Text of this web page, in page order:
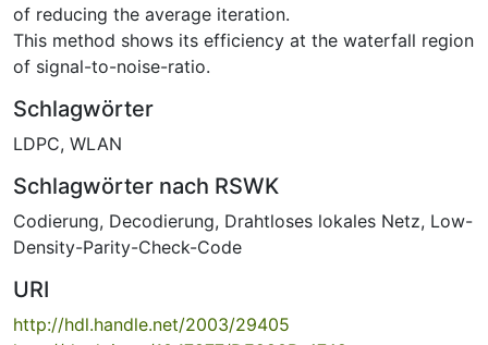
of reducing the average iteration.
This method shows its efficiency at the waterfall region
of signal-to-noise-ratio.
Schlagwörter
LDPC, WLAN
Schlagwörter nach RSWK
Codierung, Decodierung, Drahtloses lokales Netz, Low-
Density-Parity-Check-Code
URI
http://hdl.handle.net/2003/29405